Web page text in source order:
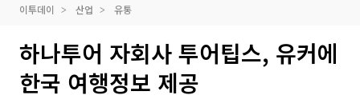
이투데이 산업 유통
하나투어 자회사 투어팁스, 유커에
한국 여행정보 제공